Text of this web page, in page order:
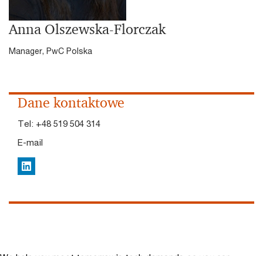
Anna Olszewska-Florczak
Manager, PwC Polska
Dane kontaktowe
Tel: +48 519 504 314
E-mail
LinkedIn